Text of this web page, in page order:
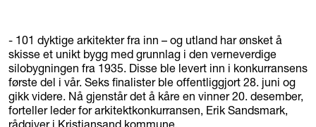
- 101 dyktige arkitekter fra inn – og utland har ønsket å
skisse et unikt bygg med grunnlag i den verneverdige
silobygningen fra 1935. Disse ble levert inn i konkurransens
første del i vår. Seks finalister ble offentliggjort 28. juni og
gikk videre. Nå gjenstår det å kåre en vinner 20. desember,
forteller leder for arkitektkonkurransen, Erik Sandsmark,
rådgiver i Kristiansand kommune.